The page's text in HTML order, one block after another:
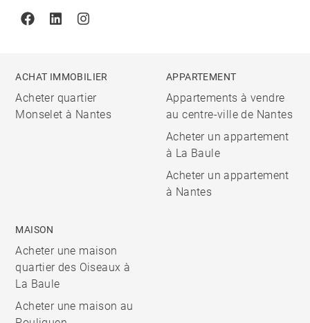
FacebookLinkedinInstagram
ACHAT IMMOBILIER
Acheter quartier
Monselet à Nantes
APPARTEMENT
Appartements à vendre
au centre-ville de Nantes
Acheter un appartement
à La Baule
Acheter un appartement
à Nantes
MAISON
Acheter une maison
quartier des Oiseaux à
La Baule
Acheter une maison au